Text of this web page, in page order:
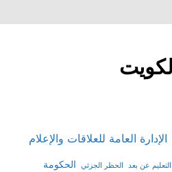
الإدارة العامة للعلاقات والإعلام
التعليم عن بعد الحظر الجزئي الحكومة